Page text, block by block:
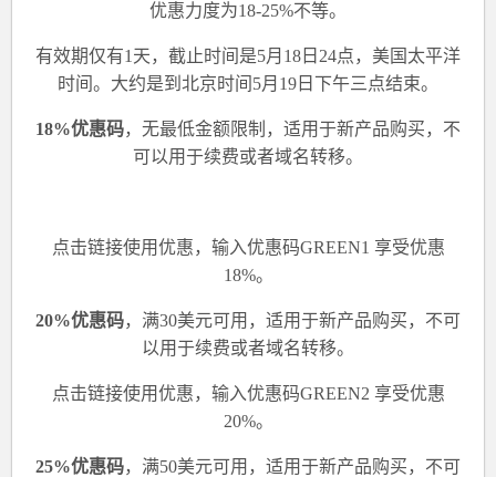
优惠力度为18-25%不等。
有效期仅有1天，截止时间是5月18日24点，美国太平洋
时间。大约是到北京时间5月19日下午三点结束。
18%优惠码，无最低金额限制，适用于新产品购买，不
可以用于续费或者域名转移。
点击链接使用优惠， 输入优惠码GREEN1 享受优惠
18%。
20%优惠码，满30美元可用，适用于新产品购买，不可
以用于续费或者域名转移。
点击链接使用优惠， 输入优惠码GREEN2 享受优惠
20%。
25%优惠码，满50美元可用，适用于新产品购买，不可